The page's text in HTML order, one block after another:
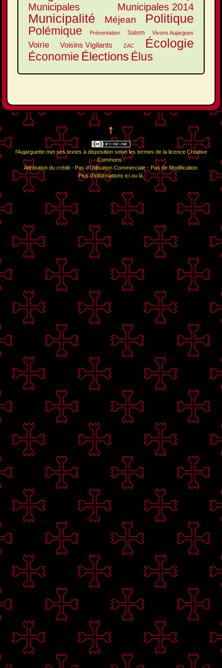
Municipales Municipales 2014
Municipalité Méjean Politique
Polémique Présentation Salem Vivons Aujargues
Voirie Voisins Vigilants ZAC Écologie
Économie ÉlectionsÉlus
↑
l'Aujarguettemet ses textes à disposition selon les termes de la licence Creative
Commons :
Attribution du crédit - Pas d'Utilisation Commerciale - Pas de Modification.
Plus d'informations iciou là.